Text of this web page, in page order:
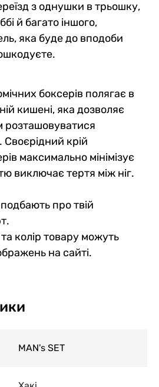
з однушки в трьошку,
й багато іншого,
яка буде до вподоби
боксерів полягає в
кишені, яка дозволяє
розташовуватися
крій
максимально мінімізує
виключає тертя між ніг.
про твій
колір товару можуть
на сайті.
MAN's SET